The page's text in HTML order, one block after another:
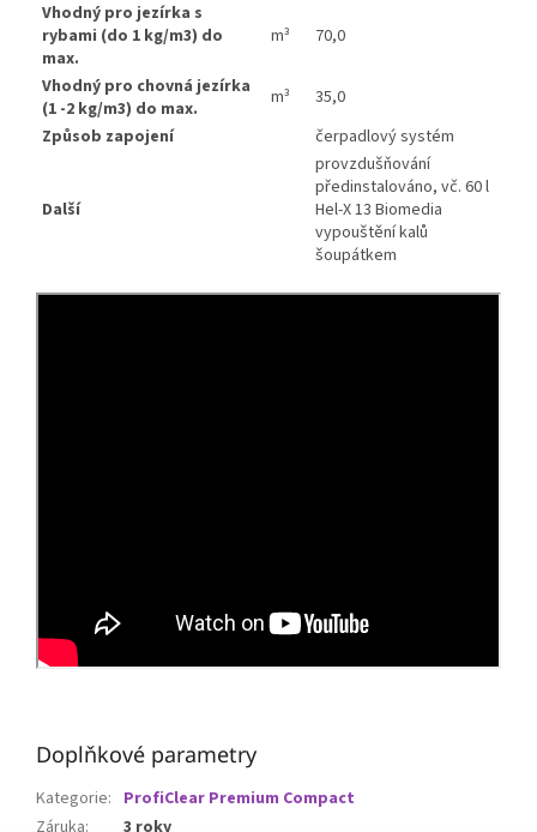
Vhodný pro jezírka s
rybami (do 1 kg/m3) do
max.
m³ 70,0
Vhodný pro chovná jezírka
(1 -2 kg/m3) do max.
m³
35,0
Způsob zapojení
čerpadlový systém
Další
provzdušňování
předinstalováno, vč. 60 l
Hel-X 13 Biomedia
vypouštění kalů
šoupátkem
Doplňkové parametry
Kategorie: ProfiClear Premium Compact